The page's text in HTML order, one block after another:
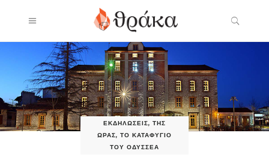
ΕΚΔΗΛΏΣΕΙΣ, ΤΗΣ
ΏΡΑΣ, ΤΟ ΚΑΤΑΦΎΓΙΟ
ΤΟΥ ΟΔΥΣΣΈΑ